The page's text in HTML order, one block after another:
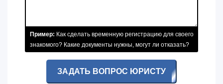
Пример: Как сделать временную регистрацию для своего
знакомого? Какие документы нужны, могут ли отказать?
ЗАДАТЬ ВОПРОС ЮРИСТУ